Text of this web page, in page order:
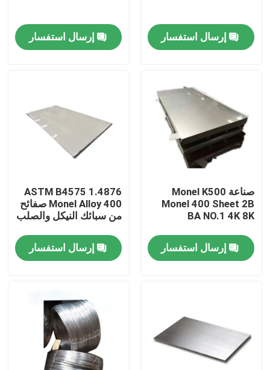
معلومات عنا
جولة في المعمل
مراقبة الجودة
اتصل بنا
مادة Inconel 600
مادة Inconel 718
إرسال استفسار إرسال استفسار
صناعة Monel K500
Monel 400 Sheet 2B
BA NO.1 4K 8K
إرسال استفسار
ASTM B4575 1.4876
Monel Alloy 400 صفائح
من سبائك النيكل والصلب
إرسال استفسار